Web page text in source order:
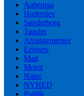
Aabenraa
Haderslev
Sønderborg
Tønder
Arrangementer
Erhverv
Mad
Motor
Natur
NYHED
Politik